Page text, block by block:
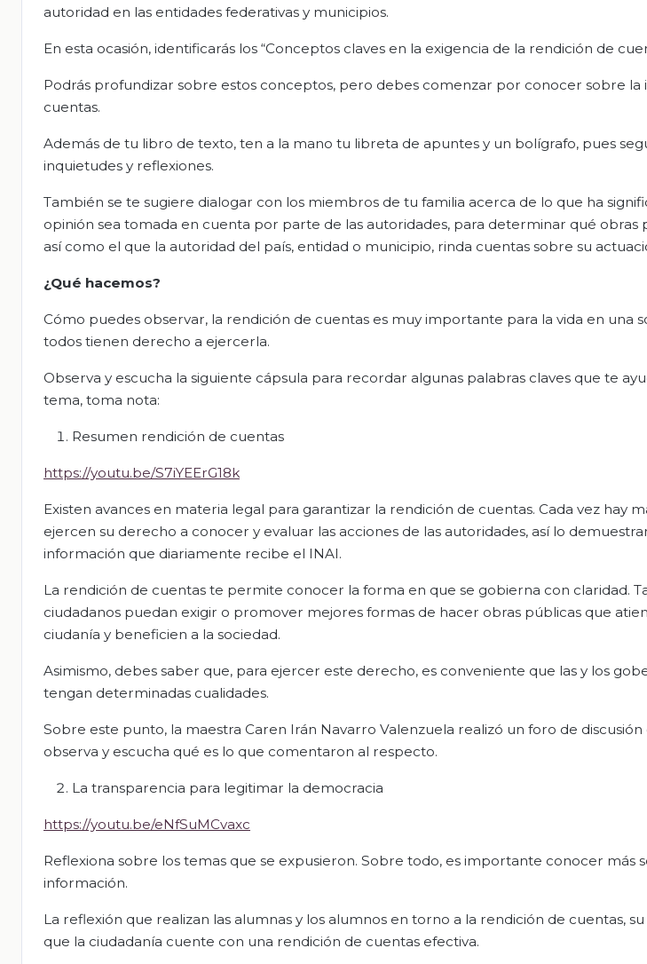
autoridad en las entidades federativas y municipios.
En esta ocasión, identificarás los “Conceptos claves en la exigencia de la rendición de
Podrás profundizar sobre estos conceptos, pero debes comenzar por conocer sobre
cuentas.
Además de tu libro de texto, ten a la mano tu libreta de apuntes y un bolígrafo, pues
inquietudes y reflexiones.
También se te sugiere dialogar con los miembros de tu familia acerca de lo que ha
opinión sea tomada en cuenta por parte de las autoridades, para determinar qué obras
así como el que la autoridad del país, entidad o municipio, rinda cuentas sobre su
¿Qué hacemos?
Cómo puedes observar, la rendición de cuentas es muy importante para la vida en una
todos tienen derecho a ejercerla.
Observa y escucha la siguiente cápsula para recordar algunas palabras claves que te
tema, toma nota:
Resumen rendición de cuentas
https://youtu.be/S7iYEErG18k
Existen avances en materia legal para garantizar la rendición de cuentas. Cada vez hay
ejercen su derecho a conocer y evaluar las acciones de las autoridades, así lo
información que diariamente recibe el INAI.
La rendición de cuentas te permite conocer la forma en que se gobierna con claridad.
ciudadanos puedan exigir o promover mejores formas de hacer obras públicas que
ciudanía y beneficien a la sociedad.
Asimismo, debes saber que, para ejercer este derecho, es conveniente que las y los
tengan determinadas cualidades.
Sobre este punto, la maestra Caren Irán Navarro Valenzuela realizó un foro de
observa y escucha qué es lo que comentaron al respecto.
La transparencia para legitimar la democracia
https://youtu.be/eNfSuMCvaxc
Reflexiona sobre los temas que se expusieron. Sobre todo, es importante conocer más
información.
La reflexión que realizan las alumnas y los alumnos en torno a la rendición de cuentas,
que la ciudadanía cuente con una rendición de cuentas efectiva.